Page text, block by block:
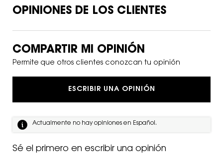
PDP Reviews
OPINIONES DE LOS CLIENTES
COMPARTIR MI OPINIÓN
Permite que otros clientes conozcan tu opinión
ESCRIBIR UNA OPINIÓN
Actualmente no hay opiniones en Español.
Sé el primero en escribir una opinión